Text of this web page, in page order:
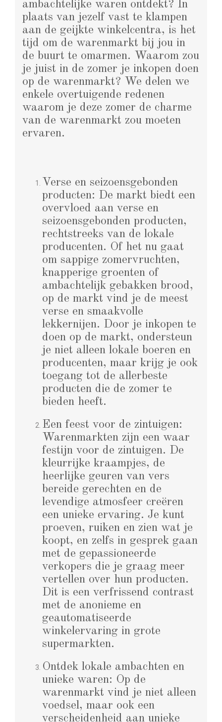
ambachtelijke waren ontdekt? In
plaats van jezelf vast te klampen
aan de geijkte winkelcentra, is het
tijd om de warenmarkt bij jou in
de buurt te omarmen. Waarom zou
je juist in de zomer je inkopen doen
op de warenmarkt? We delen we
enkele overtuigende redenen
waarom je deze zomer de charme
van de warenmarkt zou moeten
ervaren.
Verse en seizoensgebonden
producten: De markt biedt een
overvloed aan verse en
seizoensgebonden producten,
rechtstreeks van de lokale
producenten. Of het nu gaat
om sappige zomervruchten,
knapperige groenten of
ambachtelijk gebakken brood,
op de markt vind je de meest
verse en smaakvolle
lekkernijen. Door je inkopen te
doen op de markt, ondersteun
je niet alleen lokale boeren en
producenten, maar krijg je ook
toegang tot de allerbeste
producten die de zomer te
bieden heeft.
Een feest voor de zintuigen:
Warenmarkten zijn een waar
festijn voor de zintuigen. De
kleurrijke kraampjes, de
heerlijke geuren van vers
bereide gerechten en de
levendige atmosfeer creëren
een unieke ervaring. Je kunt
proeven, ruiken en zien wat je
koopt, en zelfs in gesprek gaan
met de gepassioneerde
verkopers die je graag meer
vertellen over hun producten.
Dit is een verfrissend contrast
met de anonieme en
geautomatiseerde
winkelervaring in grote
supermarkten.
Ontdek lokale ambachten en
unieke waren: Op de
warenmarkt vind je niet alleen
voedsel, maar ook een
verscheidenheid aan unieke